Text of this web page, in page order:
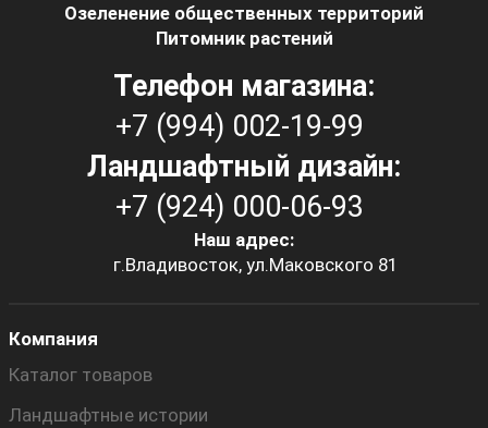
Озеленение общественных территорий
Питомник растений
Телефон магазина:
+7 (994) 002-19-99
Ландшафтный дизайн:
+7 (924) 000-06-93
Наш адрес:
г.Владивосток, ул.Маковского 81
Компания
Каталог товаров
Ландшафтные истории